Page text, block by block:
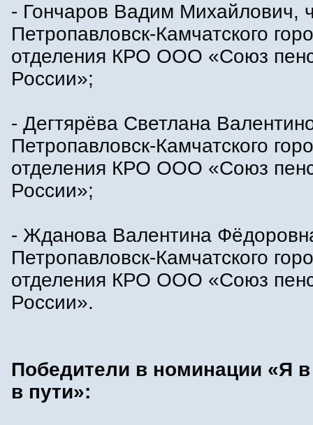
- Гончаров Вадим Михайлович,
Петропавловск-Камчатского
отделения КРО ООО «Союз
России»;
- Дегтярёва Светлана
Петропавловск-Камчатского
отделения КРО ООО «Союз
России»;
- Жданова Валентина
Петропавловск-Камчатского
отделения КРО ООО «Союз
России».
Победители в номинации «Я в
в пути»: